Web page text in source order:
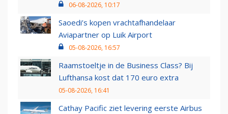
06-08-2026, 10:17
Saoedi’s kopen vrachtafhandelaar
Aviapartner op Luik Airport
05-08-2026, 16:57
Raamstoeltje in de Business Class? Bij
Lufthansa kost dat 170 euro extra
05-08-2026, 16:41
Cathay Pacific ziet levering eerste Airbus